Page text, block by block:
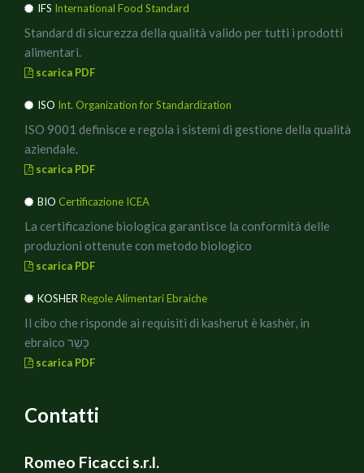
IFS International Food Standard
Standard di sicurezza della qualità valido per tutti i prodotti
alimentari.
scarica PDF
ISO Int. Organization for Standardization
ISO 9001 definisce e regola i sistemi di gestione della qualità
aziendale.
scarica PDF
BIO Certificazione ICEA
La certificazione biologica garantisce la conformità delle
produzioni ottenute con metodo biologico
scarica PDF
KOSHER Regole Alimentari Ebraiche
Il cibo che risponde ai requisiti di kasherut è kashèr, in
ebraico כָּשֵׁר
scarica PDF
Contatti
Romeo Ficacci s.r.l.